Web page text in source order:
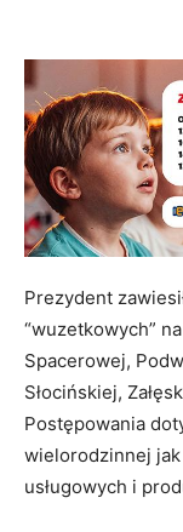
Prezydent
“wuzetkowych”
Spacerowej,
Słocińskiej,
Postępowania
wielorodzinnej
usługowych i